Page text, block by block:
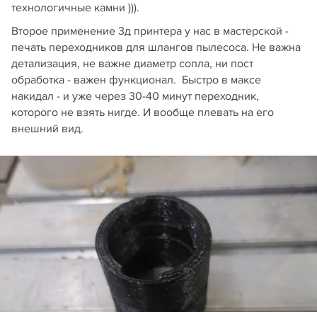
технологичные камни ))).
Второе применение 3д принтера у нас в мастерской -
печать переходников для шлангов пылесоса. Не важна
детализация, не важне диаметр сопла, ни пост
обработка - важен функционал. Быстро в максе
накидал - и уже через 30-40 минут переходник,
которого не взять нигде. И вообще плевать на его
внешний вид.